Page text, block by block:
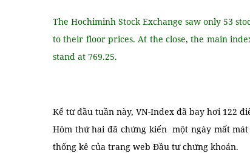
The Hochiminh Stock Exchange saw only 53
to their floor prices. At the close, the main
stand at 769.25.
Kể từ đầu tuần này, VN-Index đã bay hơi 122
Hôm thứ hai đã chứng kiến ​​ một ngày mất
thống kê của trang web Đầu tư chứng khoán.